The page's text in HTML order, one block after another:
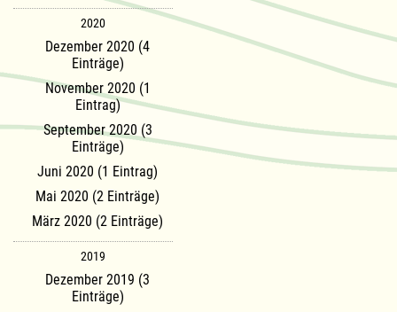
2020
Dezember 2020 (4
Einträge)
November 2020 (1
Eintrag)
September 2020 (3
Einträge)
Juni 2020 (1 Eintrag)
Mai 2020 (2 Einträge)
März 2020 (2 Einträge)
2019
Dezember 2019 (3
Einträge)